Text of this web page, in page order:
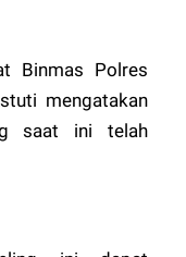
Binmas Polres
mengatakan
saat ini telah